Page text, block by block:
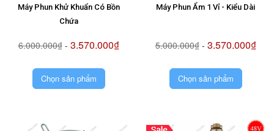
Máy Phun Khử Khuẩn Có Bồn
Chứa
6.000.000₫- 3.570.000₫
Chọn sản phẩm
Máy Phun Ẩm 1 Vỉ - Kiểu Dài
5.000.000₫- 3.570.000₫
Chọn sản phẩm